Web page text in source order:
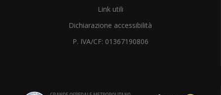
Link utili
Dichiarazione accessibilità
P. IVA/CF: 01367190806